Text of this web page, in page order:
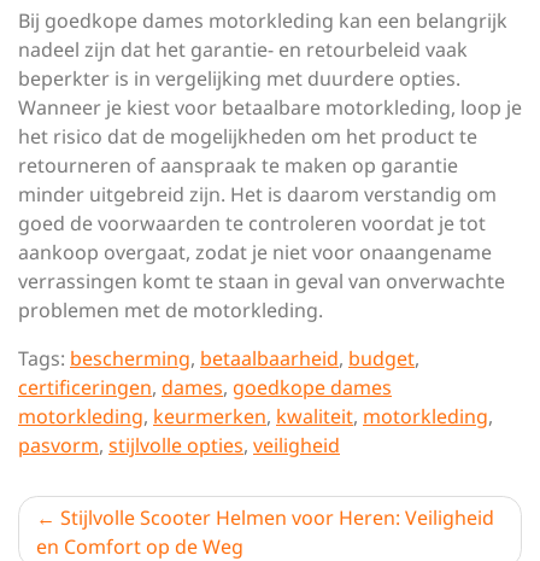
Bij goedkope dames motorkleding kan een belangrijk
nadeel zijn dat het garantie- en retourbeleid vaak
beperkter is in vergelijking met duurdere opties.
Wanneer je kiest voor betaalbare motorkleding, loop je
het risico dat de mogelijkheden om het product te
retourneren of aanspraak te maken op garantie
minder uitgebreid zijn. Het is daarom verstandig om
goed de voorwaarden te controleren voordat je tot
aankoop overgaat, zodat je niet voor onaangename
verrassingen komt te staan in geval van onverwachte
problemen met de motorkleding.
Tags: bescherming, betaalbaarheid, budget,
certificeringen, dames, goedkope dames
motorkleding, keurmerken, kwaliteit, motorkleding,
pasvorm, stijlvolle opties, veiligheid
Berichtnavigatie
Stijlvolle Scooter Helmen voor Heren: Veiligheid
en Comfort op de Weg